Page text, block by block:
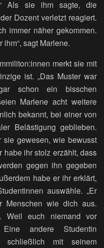
Als sie ihm sagte, die
Dozent verletzt reagiert.
immer näher gekommen.
sagt Marlene.
merkt sie mit
ist. „Das Muster war
schon ein bisschen
Marlene acht weitere
bekannt, bei einer von
Belästigung geblieben.
sie gewesen, wie bewusst
habe ihr stolz erzählt, dass
gegen ihn gegeben
habe er ihr erklärt,
auswähle. „Er
Menschen wie dich aus.
Weil euch niemand vor
andere Studentin
schließlich mit seinem